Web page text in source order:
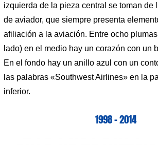
izquierda de la pieza central se toman de
de aviador, que siempre presenta
afiliación a la aviación. Entre ocho
lado) en el medio hay un corazón con un
En el fondo hay un anillo azul con un
las palabras «Southwest Airlines» en la
inferior.
1998 – 2014